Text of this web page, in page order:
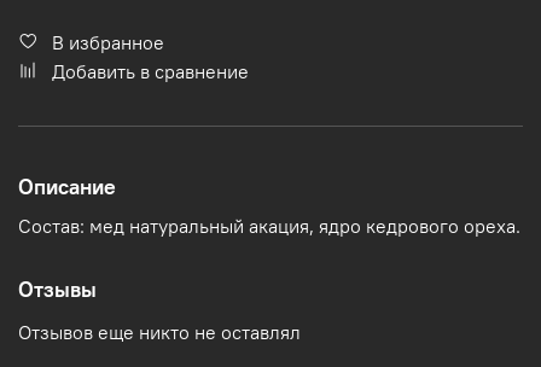
В избранное
Добавить в сравнение
Описание
Состав: мед натуральный акация, ядро кедрового ореха.
Отзывы
Отзывов еще никто не оставлял